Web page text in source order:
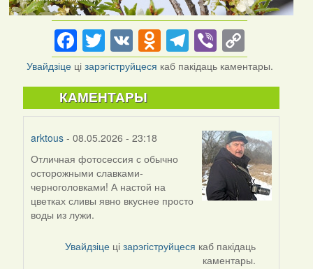
Facebook
Twitter
VKOdnoklassniki
Telegram
Viber
Link
Увайдзіце цізарэгіструйцеся каб пакідаць каментары.
КАМЕНТАРЫ
arktous - 08.05.2026 - 23:18
Отличная фотосессия с обычно
осторожными славками-
черноголовками! А настой на
цветках сливы явно вкуснее просто
воды из лужи.
Увайдзіце цізарэгіструйцеся каб пакідаць
каментары.